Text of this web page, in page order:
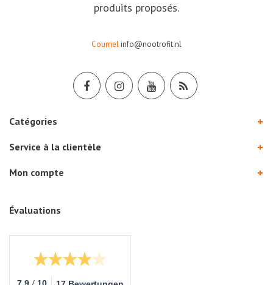
produits proposés.
Courrielinfo@nootrofit.nl
Catégories
Service à la clientèle
Mon compte
Évaluations